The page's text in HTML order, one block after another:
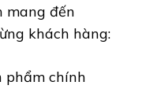
mang đến
khách hàng:
phẩm chính